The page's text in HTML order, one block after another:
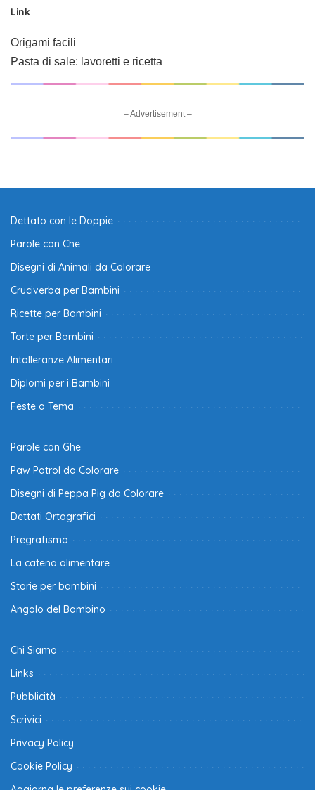
Link
Origami facili
Pasta di sale: lavoretti e ricetta
– Advertisement –
Dettato con le Doppie
Parole con Che
Disegni di Animali da Colorare
Cruciverba per Bambini
Ricette per Bambini
Torte per Bambini
Intolleranze Alimentari
Diplomi per i Bambini
Feste a Tema
Parole con Ghe
Paw Patrol da Colorare
Disegni di Peppa Pig da Colorare
Dettati Ortografici
Pregrafismo
La catena alimentare
Storie per bambini
Angolo del Bambino
Chi Siamo
Links
Pubblicità
Scrivici
Privacy Policy
Cookie Policy